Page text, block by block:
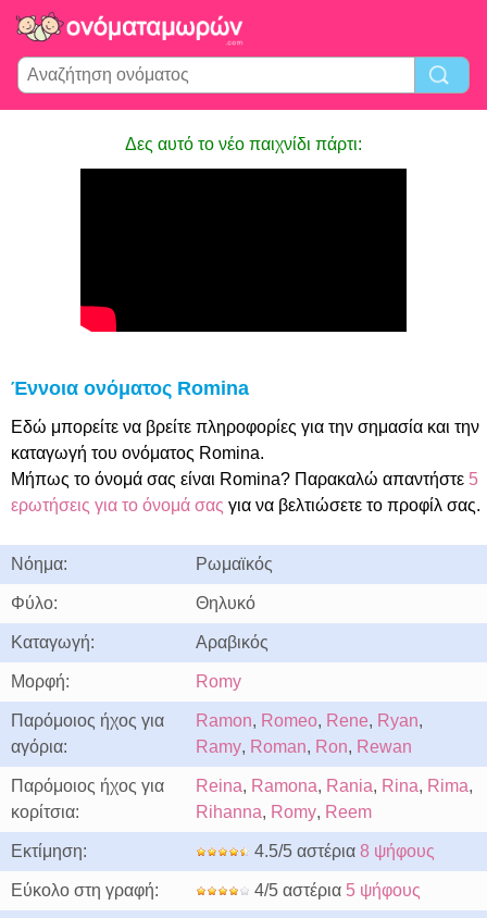
Δες αυτό το νέο παιχνίδι πάρτι:
Έννοια ονόματος Romina
Εδώ μπορείτε να βρείτε πληροφορίες για την σημασία και την
καταγωγή του ονόματος Romina.
Μήπως το όνομά σας είναι Romina? Παρακαλώ απαντήστε 5
ερωτήσεις για το όνομά σας για να βελτιώσετε το προφίλ σας.
Νόημα: Ρωμαϊκός
Φύλο: Θηλυκό
Καταγωγή: Αραβικός
Μορφή: Romy
Παρόμοιος ήχος για
αγόρια:
Ramon, Romeo, Rene, Ryan,
Ramy, Roman, Ron, Rewan
Παρόμοιος ήχος για
κορίτσια:
Reina, Ramona, Rania, Rina, Rima,
Rihanna, Romy, Reem
Εκτίμηση: 4.5/5 αστέρια 8 ψήφους
Εύκολο στη γραφή: 4/5 αστέρια 5 ψήφους